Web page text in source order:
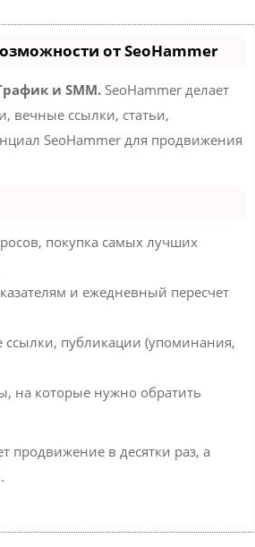
от SeoHammer
и SMM. SeoHammer делает
вечные ссылки, статьи,
SeoHammer для продвижения
покупка самых лучших
и ежедневный пересчет
публикации (упоминания,
на которые нужно обратить
продвижение в десятки раз, а